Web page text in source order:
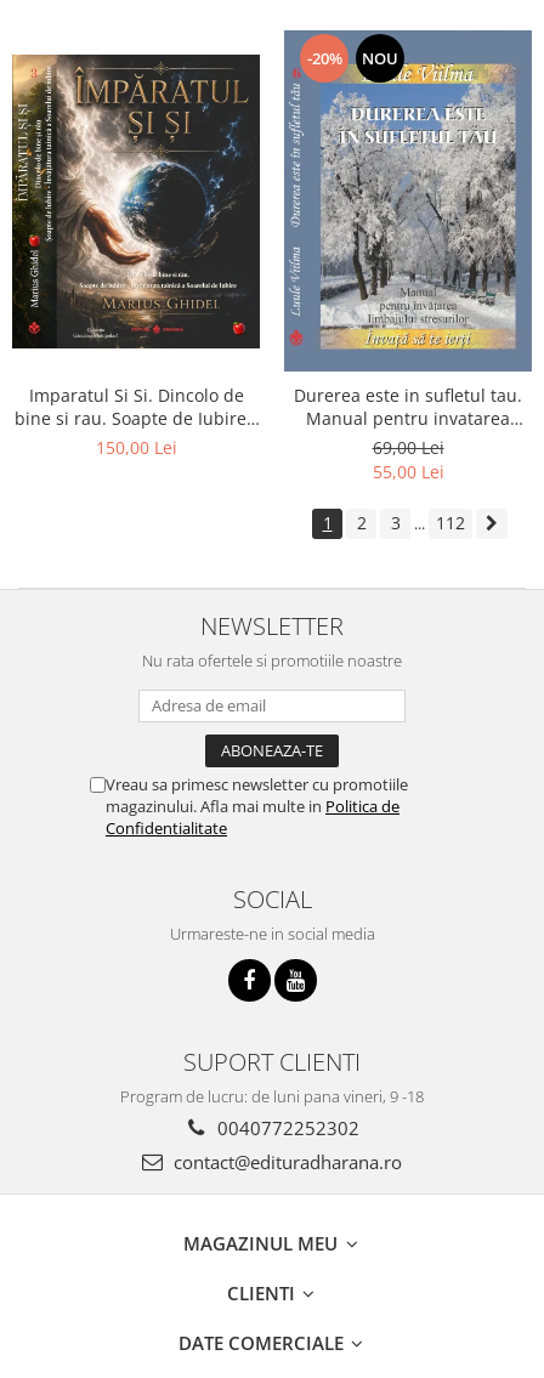
Imparatul Si Si. Dincolo de
bine si rau. Soapte de Iubire -
Invatatura tainica a Soarelui
150,00 Lei
-20% NOU
Durerea este in sufletul tau.
Manual pentru invatarea
limbajului stresurilor Seria
Invata sa te Ierti Luule Viilma
69,00 Lei
55,00 Lei
1 2 3 ... 112
NEWSLETTER
Nu rata ofertele si promotiile noastre
Vreau sa primesc newsletter cu promotiile
magazinului. Afla mai multe in Politica de
Confidentialitate
SOCIAL
Urmareste-ne in social media
SUPORT CLIENTI
Program de lucru: de luni pana vineri, 9 -18
0040772252302
contact@edituradharana.ro
MAGAZINUL MEU
CLIENTI
DATE COMERCIALE